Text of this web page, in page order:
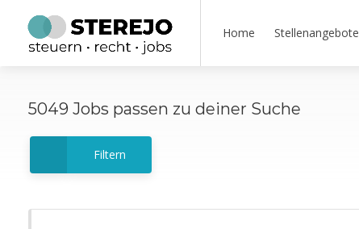
Home Stellenangebote
5049 Jobs passen zu deiner Suche
Filtern